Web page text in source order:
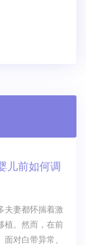
儿前如何调
夫妻都怀揣着激
植。然而，在前
对白带异常、